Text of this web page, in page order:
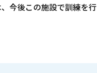
今後この施設で訓練を行